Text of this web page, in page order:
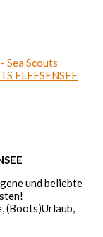
Sea Scouts
FLEESENSEE
und beliebte
(Boots)Urlaub,